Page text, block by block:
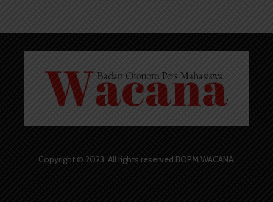
Copyright © 2023. All rights reserved BOPM WACANA.